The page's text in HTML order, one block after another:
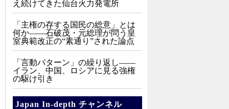
え続けてきた仙台火力発電所
「主権の存する国民の総意」とは
何か――石破茂・元総理が問う皇
室典範改正の“素通り”された論点
「言動パターン」の繰り返し――
イラン、中国、ロシアに見る強権
の駆け引き
Japan In-depth チャンネル